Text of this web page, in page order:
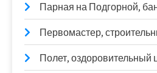
Парная на Подгорной,
Первомастер,
Полет, оздоровительный